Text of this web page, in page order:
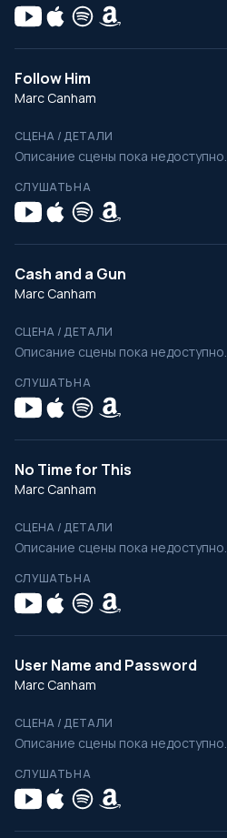
Follow Him
Marc Canham
СЦЕНА / ДЕТАЛИ
Описание сцены пока недоступно.
СЛУШАТЬ НА
Cash and a Gun
Marc Canham
СЦЕНА / ДЕТАЛИ
Описание сцены пока недоступно.
СЛУШАТЬ НА
No Time for This
Marc Canham
СЦЕНА / ДЕТАЛИ
Описание сцены пока недоступно.
СЛУШАТЬ НА
User Name and Password
Marc Canham
СЦЕНА / ДЕТАЛИ
Описание сцены пока недоступно.
СЛУШАТЬ НА